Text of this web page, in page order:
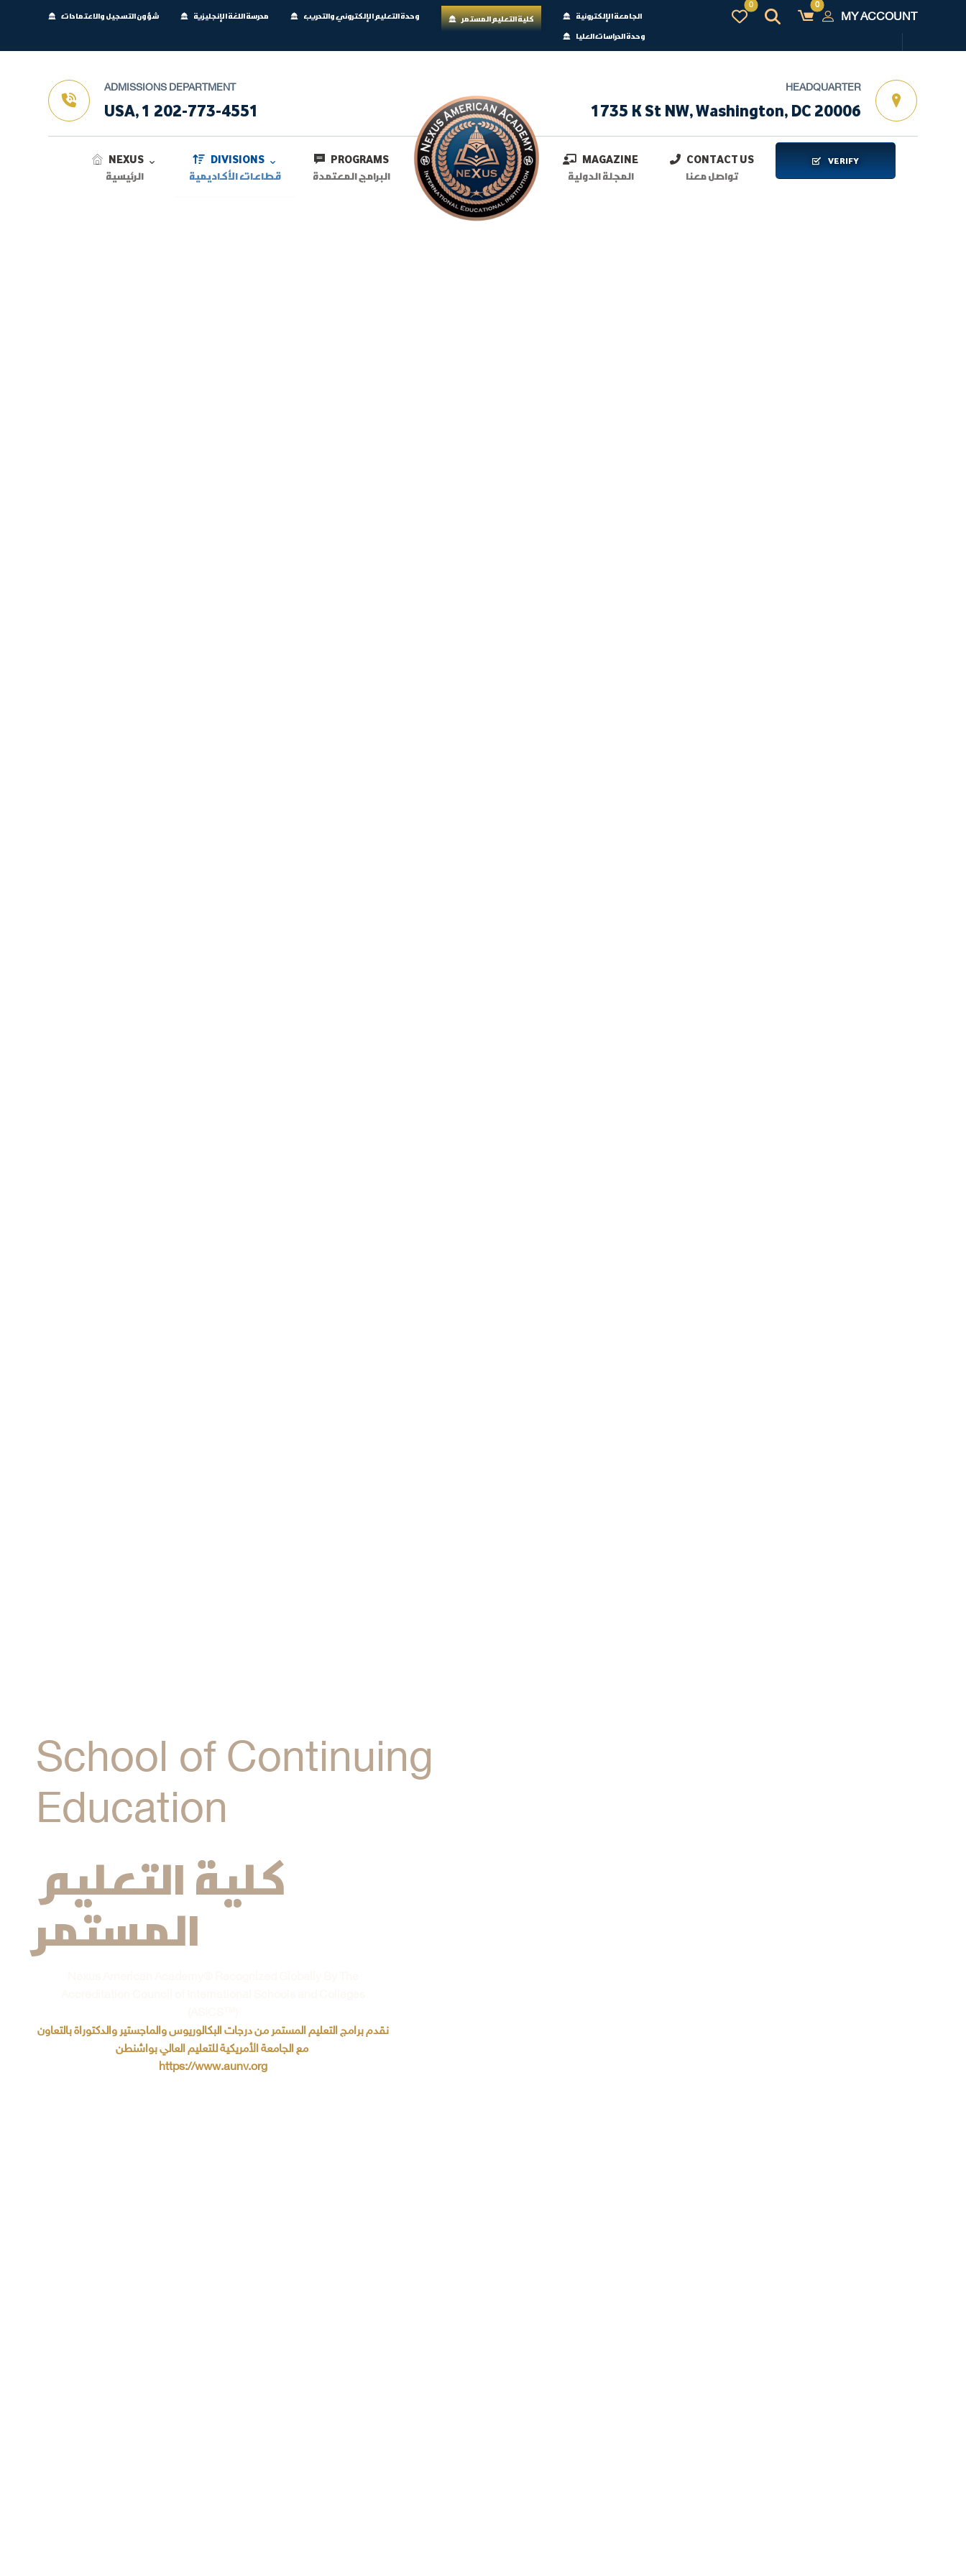
شؤون التسجيل والاعتمادات مدرسة اللغة الإنجليزية وحدة التعليم الإلكتروني والتدريب كلية التعليم المستمر
الجامعة الإلكترونية
وحدة الدراسات العليا
MY ACCOUNT
ADMISSIONS DEPARTMENT
USA, 1 202-773-4551
HEADQUARTER
1735 K St NW, Washington, DC 20006
NEXUS
الرئيسية
DIVISIONS
قطاعات الأكاديمية
PROGRAMS
البرامج المعتمدة
MAGAZINE
المجلة الدولية
CONTACT US
تواصل معنا
VERIFY
School of Continuing
Education
كلية التعليم
المستمر
نقدم برامج التعليم المستمر من درجات البكالوريوس والماجستير والدكتوراة بالتعاون
مع الجامعة الأمريكية للتعليم العالي بواشنطن
https://www.aunv.org